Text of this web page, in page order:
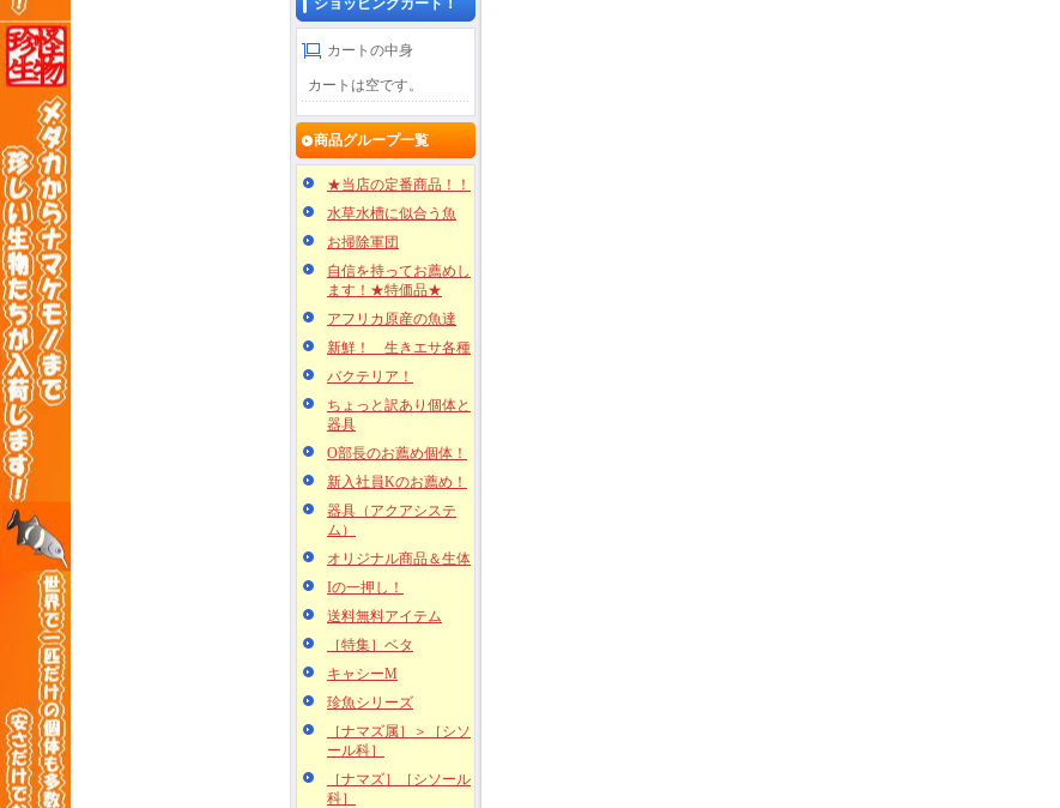
ショッピングカート！
カートの中身
カートは空です。
商品グループ一覧
★当店の定番商品！！
水草水槽に似合う魚
お掃除軍団
自信を持ってお薦めし
ます！★特価品★
アフリカ原産の魚達
新鮮！ 生きエサ各種
バクテリア！
ちょっと訳あり個体と
器具
O部長のお薦め個体！
新入社員Kのお薦め！
器具（アクアシステ
ム）
オリジナル商品＆生体
Iの一押し！
送料無料アイテム
［特集］ベタ
キャシーM
珍魚シリーズ
［ナマズ属］＞［シソ
ール科］
［ナマズ］［シソール
科］